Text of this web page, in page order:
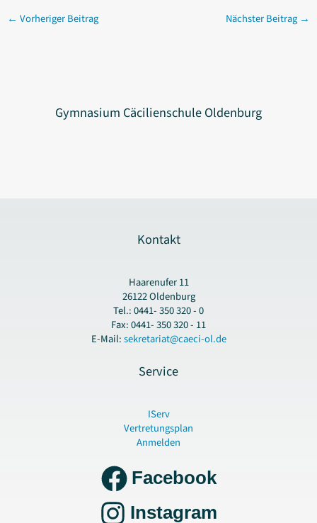
← Vorheriger Beitrag Nächster Beitrag →
Gymnasium Cäcilienschule Oldenburg
Kontakt
Haarenufer 11
26122 Oldenburg
Tel.: 0441- 350 320 - 0
Fax: 0441- 350 320 - 11
E-Mail:sekretariat@caeci-ol.de
Service
IServ
Vertretungsplan
Anmelden
Facebook
Instagram